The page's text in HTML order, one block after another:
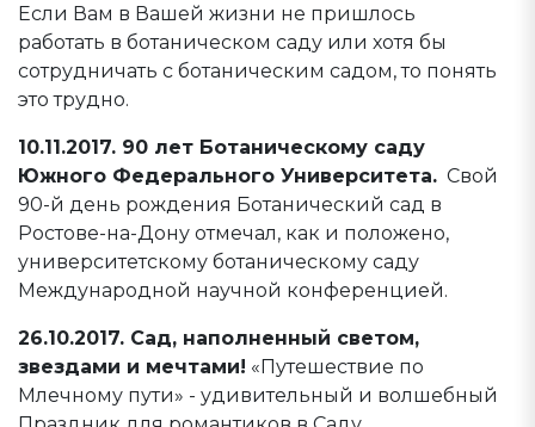
Если Вам в Вашей жизни не пришлось
работать в ботаническом саду или хотя бы
сотрудничать с ботаническим садом, то понять
это трудно.
10.11.2017. 90 лет Ботаническому саду
Южного Федерального Университета. Свой
90-й день рождения Ботанический сад в
Ростове-на-Дону отмечал, как и положено,
университетскому ботаническому саду
Международной научной конференцией.
26.10.2017. Сад, наполненный светом,
звездами и мечтами! «Путешествие по
Млечному пути» - удивительный и волшебный